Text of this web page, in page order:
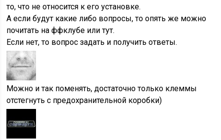
то, что не относится к его установке.
А если будут какие либо вопросы, то опять же можно
почитать на ффклубе или тут.
Если нет, то вопрос задать и получить ответы.
Можно и так поменять, достаточно только клеммы
отстегнуть с предохранительной коробки)